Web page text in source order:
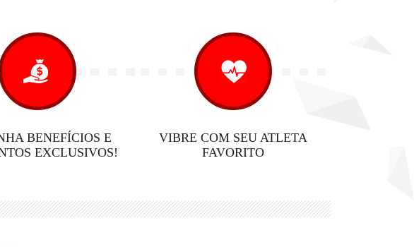
BENEFÍCIOS E
EXCLUSIVOS!
VIBRE COM SEU ATLETA
FAVORITO